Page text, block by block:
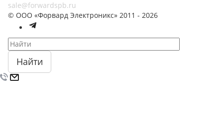
sale@forwardspb.ru
© ООО «Форвард Электроникс» 2011 - 2026
Найти